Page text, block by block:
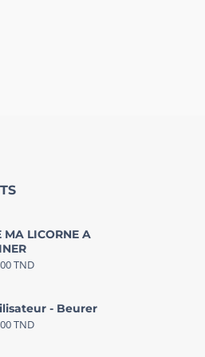
MA LICORNE A
TND
- Beurer
TND